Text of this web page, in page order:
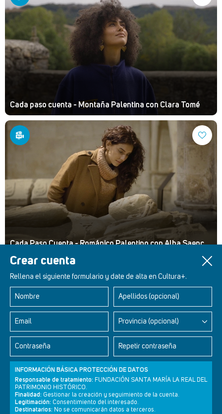
Crear cuenta
Rellena el siguiente formulario y date de alta en Cultura+.
Nombre Apellidos (opcional)
Email Provincia (opcional)
Contraseña Repetir contraseña
INFORMACIÓN BÁSICA PROTECCIÓN DE DATOS
Responsable de tratamiento: FUNDACIÓN SANTA MARÍA LA REAL DEL
PATRIMONIO HISTÓRICO.
Finalidad: Gestionar la creación y seguimiento de la cuenta.
Legitimación: Consentimiento del interesado.
Destinatarios: No se comunicarán datos a terceros.
Cada paso cuenta - Montaña Palentina con Clara Tomé
Cada Paso Cuenta - Románico Palentino con Alba Saenc
Retablos Renacentistas Este de León